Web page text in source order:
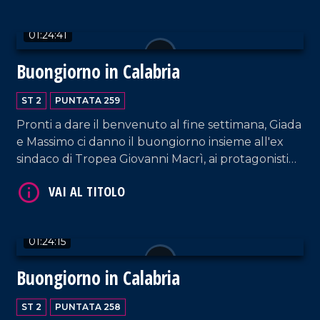
01:24:41
Buongiorno in Calabria
ST 2 PUNTATA 259
Pronti a dare il benvenuto al fine settimana, Giada
e Massimo ci danno il buongiorno insieme all'ex
sindaco di Tropea Giovanni Macrì, ai protagonisti
Pierfrancesco Giraldi, e Matteo Ferraro e Manuel
01:24:15
Buongiorno in Calabria
ST 2 PUNTATA 258
VAI AL TITOLO
VAI AL TITOLO